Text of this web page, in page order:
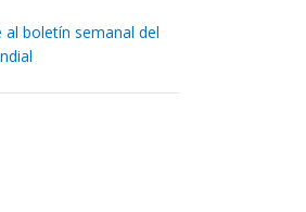
al boletín semanal del